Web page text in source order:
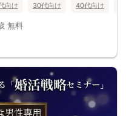
向け 30代向け 40代向け
無料